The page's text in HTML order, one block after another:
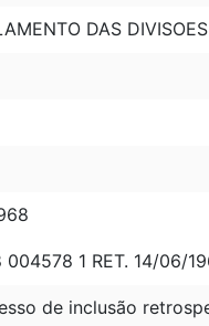
DAS
1 RET. 14/06/
de inclusão